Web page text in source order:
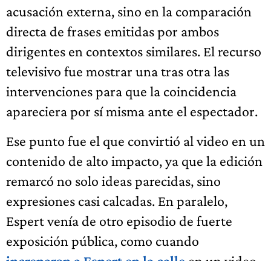
acusación externa, sino en la comparación
directa de frases emitidas por ambos
dirigentes en contextos similares. El recurso
televisivo fue mostrar una tras otra las
intervenciones para que la coincidencia
apareciera por sí misma ante el espectador.
Ese punto fue el que convirtió al video en un
contenido de alto impacto, ya que la edición
remarcó no solo ideas parecidas, sino
expresiones casi calcadas. En paralelo,
Espert venía de otro episodio de fuerte
exposición pública, como cuando